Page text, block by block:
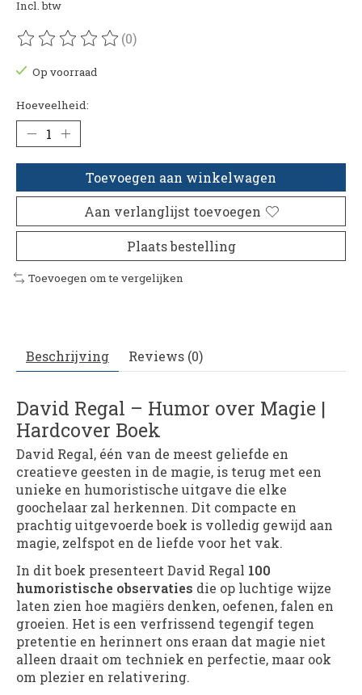
Incl. btw
De beoordeling van dit product is
(0)
Op voorraad
Hoeveelheid:
Toevoegen aan winkelwagen
Aan verlanglijst toevoegen
Plaats bestelling
Toevoegen om te vergelijken
Beschrijving Reviews (0)
David Regal – Humor over Magie |
Hardcover Boek
David Regal, één van de meest geliefde en
creatieve geesten in de magie, is terug met een
unieke en humoristische uitgave die elke
goochelaar zal herkennen. Dit compacte en
prachtig uitgevoerde boek is volledig gewijd aan
magie, zelfspot en de liefde voor het vak.
In dit boek presenteert David Regal 100
humoristische observaties die op luchtige wijze
laten zien hoe magiërs denken, oefenen, falen en
groeien. Het is een verfrissend tegengif tegen
pretentie en herinnert ons eraan dat magie niet
alleen draait om techniek en perfectie, maar ook
om plezier en relativering.